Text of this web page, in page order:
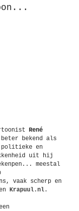
René
beter bekend als
en
uit hij
meestal
vaak scherp en
Krapuul.nl .